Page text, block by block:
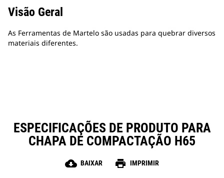
Visão Geral
As Ferramentas de Martelo são usadas para quebrar diversos
materiais diferentes.
ESPECIFICAÇÕES DE PRODUTO PARA
CHAPA DE COMPACTAÇÃO H65
cloud_download BAIXAR print IMPRIMIR